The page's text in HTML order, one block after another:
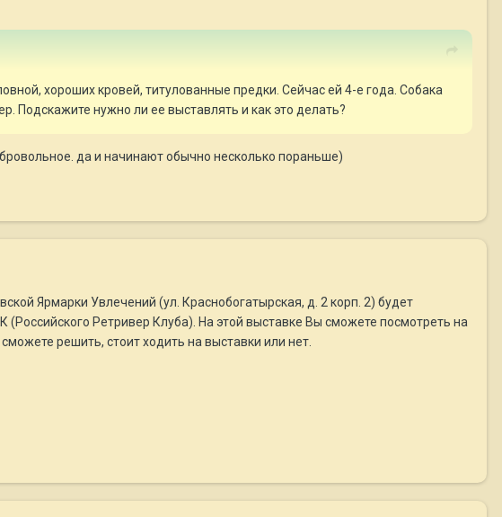
хороших кровей, титулованные предки. Сейчас ей 4-е года. Собака
Подскажите нужно ли ее выставлять и как это делать?
да и начинают обычно несколько пораньше)
Ярмарки Увлечений (ул. Краснобогатырская, д. 2 корп. 2) будет
Ретривер Клуба). На этой выставке Вы сможете посмотреть на
решить, стоит ходить на выставки или нет.